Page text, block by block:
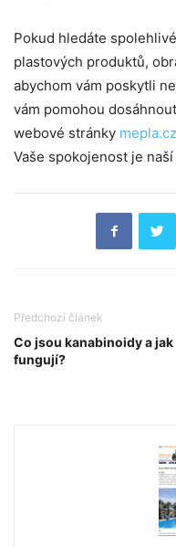
Pokud hledáte
plastových produktů,
abychom vám poskytli
vám pomohou
webové stránky mepla.cz
Vaše spokojenost je
Předchozí článek
Co jsou kanabinoidy a jak
fungují?